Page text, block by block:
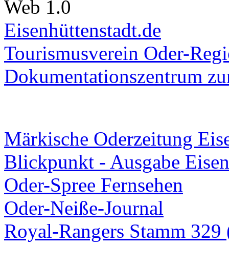
Web 1.0
Eisenhüttenstadt.de
Tourismusverein Oder-
Dokumentationszentrum
Märkische Oderzeitung
Blickpunkt - Ausgabe
Oder-Spree Fernsehen
Oder-Neiße-Journal
Royal-Rangers Stamm